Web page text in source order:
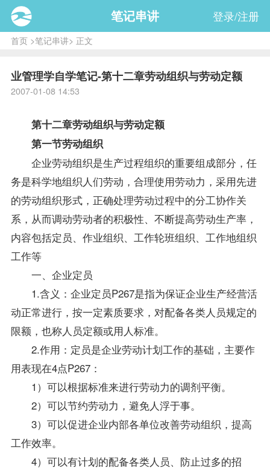
笔记串讲 登录/注册
首页>笔记串讲> 正文
业管理学自学笔记-第十二章劳动组织与劳动定额
2007-01-08 14:53
第十二章劳动组织与劳动定额
第一节劳动组织
企业劳动组织是生产过程组织的重要组成部分，任
务是科学地组织人们劳动，合理使用劳动力，采用先进
的劳动组织形式，正确处理劳动过程中的分工协作关
系，从而调动劳动者的积极性、不断提高劳动生产率，
内容包括定员、作业组织、工作轮班组织、工作地组织
工作等
一、企业定员
1.含义：企业定员P267是指为保证企业生产经营活
动正常进行，按一定素质要求，对配备各类人员规定的
限额，也称人员定额或用人标准。
2.作用：定员是企业劳动计划工作的基础，主要作
用表现在4点P267：
1）可以根据标准来进行劳动力的调剂平衡。
2）可以节约劳动力，避免人浮于事。
3）可以促进企业内部各单位改善劳动组织，提高
工作效率。
4）可以有计划的配备各类人员、防止过多的招